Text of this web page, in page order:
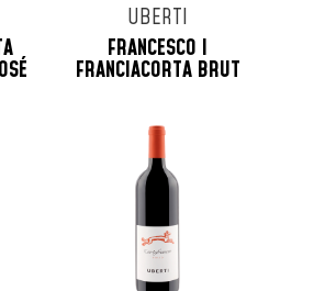
UBERTI
FRANCESCO I
FRANCIACORTA BRUT